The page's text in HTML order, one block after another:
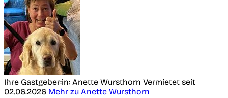
Ihre Gastgeber:in: Anette Wursthorn Vermietet seit
02.06.2026 Mehr zu Anette Wursthorn